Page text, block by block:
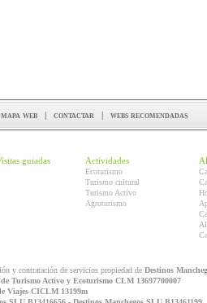
mapa web | contactar | webs recomendadas
guiadas Actividades
Ecoturismo
Turismo cultural
Turismo Activo
Agroturismo
y contratación de servicios propiedad de Destinos
de Turismo Activo y Ecoturismo CLM 13697700007
Viajes CICLM 13199m